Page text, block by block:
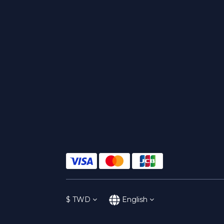
$ TWD English